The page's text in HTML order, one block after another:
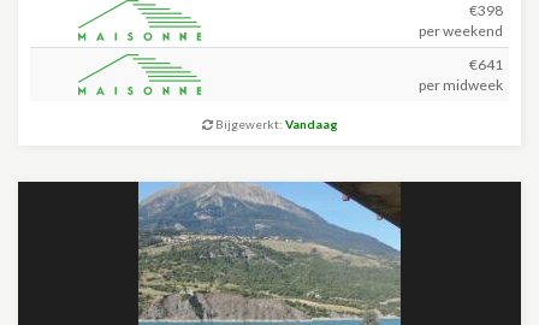
€398
per weekend
€641
per midweek
Bijgewerkt: Vandaag